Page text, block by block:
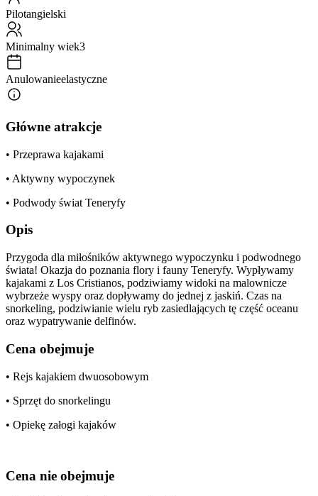
Pilotangielski
Minimalny wiek3
Anulowanieelastyczne
Główne atrakcje
• Przeprawa kajakami
• Aktywny wypoczynek
• Podwody świat Teneryfy
Opis
Przygoda dla miłośników aktywnego wypoczynku i podwodnego
świata! Okazja do poznania flory i fauny Teneryfy. Wypływamy
kajakami z Los Cristianos, podziwiamy widoki na malownicze
wybrzeże wyspy oraz dopływamy do jednej z jaskiń. Czas na
snorkeling, podziwianie wielu ryb zasiedlających tę część oceanu
oraz wypatrywanie delfinów.
Cena obejmuje
• Rejs kajakiem dwuosobowym
• Sprzęt do snorkelingu
• Opiekę załogi kajaków
Cena nie obejmuje